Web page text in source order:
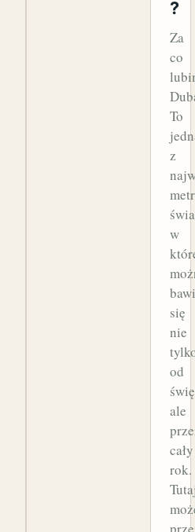
?
Za
co
To
z
w
się
nie
od
ale
cały
rok.